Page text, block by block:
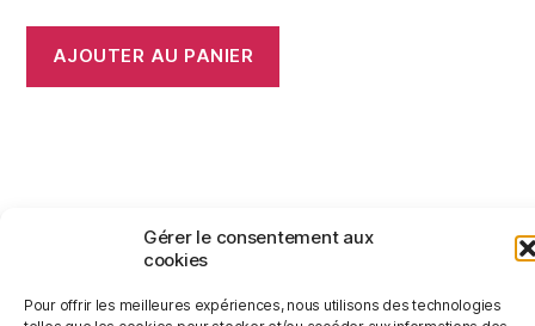
Gérer le consentement aux
cookies
Pour offrir les meilleures expériences, nous utilisons des technologies
AJOUTER AU PANIER
Jérémy Le Corvaisier